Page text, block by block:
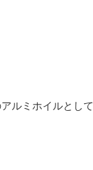
ルミホイルとして